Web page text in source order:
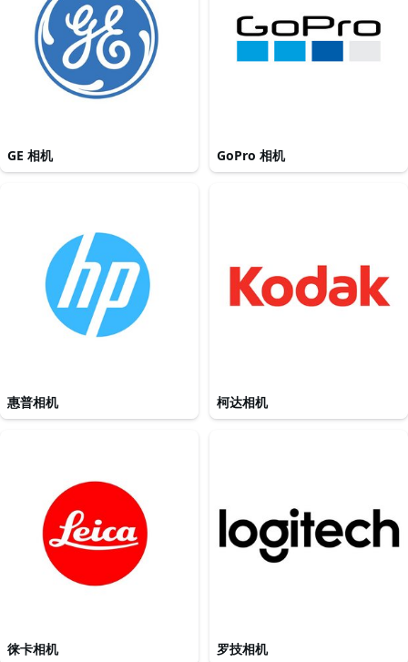
GE 相机 GoPro 相机
惠普相机 柯达相机
徕卡相机 罗技相机